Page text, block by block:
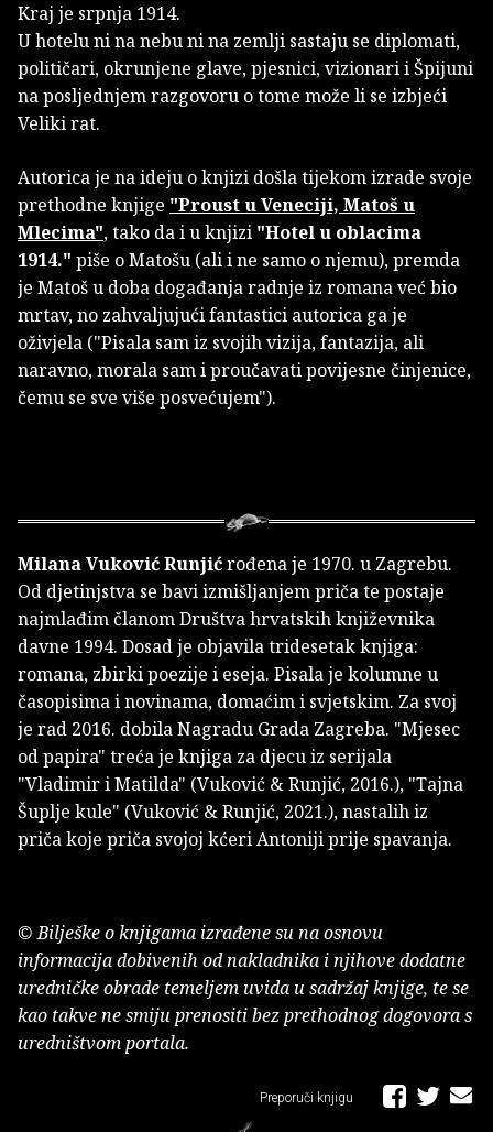
Kraj je srpnja 1914.
U hotelu ni na nebu ni na zemlji sastaju se diplomati,
političari, okrunjene glave, pjesnici, vizionari i Špijuni
na posljednjem razgovoru o tome može li se izbjeći
Veliki rat.
Autorica je na ideju o knjizi došla tijekom izrade svoje
prethodne knjige "Proust u Veneciji, Matoš u
Mlecima", tako da i u knjizi "Hotel u oblacima
1914." piše o Matošu (ali i ne samo o njemu), premda
je Matoš u doba događanja radnje iz romana već bio
mrtav, no zahvaljujući fantastici autorica ga je
oživjela ("Pisala sam iz svojih vizija, fantazija, ali
naravno, morala sam i proučavati povijesne činjenice,
čemu se sve više posvećujem").
Milana Vuković Runjićrođena je 1970. u Zagrebu.
Od djetinjstva se bavi izmišljanjem priča te postaje
najmlađim članom Društva hrvatskih književnika
davne 1994. Dosad je objavila tridesetak knjiga:
romana, zbirki poezije i eseja. Pisala je kolumne u
časopisima i novinama, domaćim i svjetskim. Za svoj
je rad 2016. dobila Nagradu Grada Zagreba. "Mjesec
od papira" treća je knjiga za djecu iz serijala
"Vladimir i Matilda" (Vuković & Runjić, 2016.), "Tajna
Šuplje kule" (Vuković & Runjić, 2021.), nastalih iz
priča koje priča svojoj kćeri Antoniji prije spavanja.
© Bilješke o knjigama izrađene su na osnovu
informacija dobivenih od nakladnika i njihove dodatne
uredničke obrade temeljem uvida u sadržaj knjige, te se
kao takve ne smiju prenositi bez prethodnog dogovora s
uredništvom portala.
Preporuči knjigu